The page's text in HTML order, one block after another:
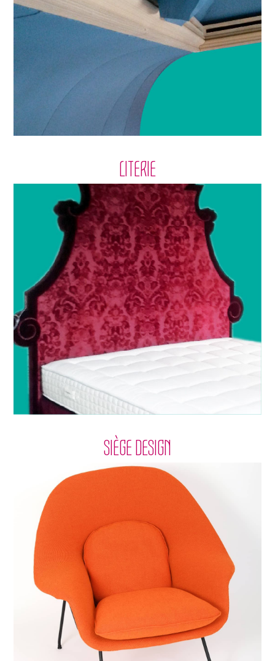
LITERIE
SIÈGE DESIGN